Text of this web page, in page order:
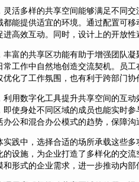
灵活多样的共享空间能够满足不同
都能提供适宜的环境。通过配置可
进高效互动。同时，设计上的开放
丰富的共享区功能有助于增强团队
常工作中自然地创造交流契机。员
优化了工作氛围，也有利于跨部门
利用数字化工具提升共享空间的互
即使身处不同区域的成员也能实时
办公和混合办公模式的趋势，保障沟
实践中，选择合适的场所承载这些
的设施，为企业打造了多样化的交
和形式的企业需求，进一步推动内部